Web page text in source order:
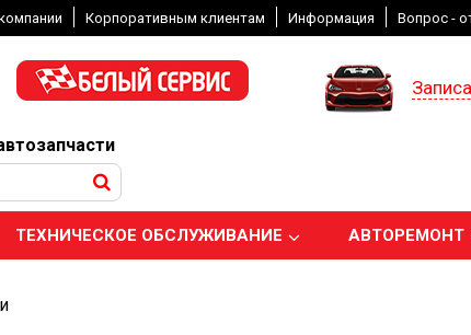
Корпоративным клиентам Информация Вопрос -
ТЕХНИЧЕСКОЕ ОБСЛУЖИВАНИЕ АВТОРЕМОНТ